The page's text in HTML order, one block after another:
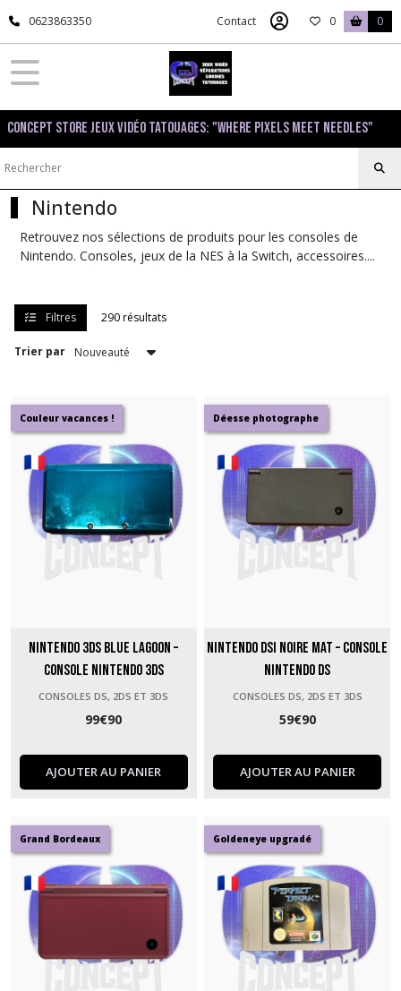
0623863350 Contact 0 0
Concept Store Jeux Vidéo Tatouages: "Where pixels meet needles"
Nintendo
Retrouvez nos sélections de produits pour les consoles de
Nintendo. Consoles, jeux de la NES à la Switch, accessoires....
Filtres 290 résultats
Trier par
Couleur vacances !
Nintendo 3DS Blue Lagoon –
Console Nintendo 3DS
CONSOLES DS, 2DS ET 3DS
99€90
AJOUTER AU PANIER
Déesse photographe
Nintendo DSi Noire Mat – Console
Nintendo DS
CONSOLES DS, 2DS ET 3DS
59€90
AJOUTER AU PANIER
Grand Bordeaux Goldeneye upgradé
Fermer
FILTRES
Tous
les
Nintendo
NES
GameBoy
SNES
(40)
GameCube
(51)
DS
et
3DS
(61)
Switch
(47)
Afficher
les
résultats